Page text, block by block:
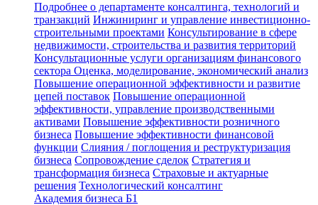
Подробнее о департаменте консалтинга, технологий и
транзакций Инжиниринг и управление инвестиционно-
строительными проектами Консультирование в сфере
недвижимости, строительства и развития территорий
Консультационные услуги организациям финансового
сектора Оценка, моделирование, экономический анализ
Повышение операционной эффективности и развитие
цепей поставок Повышение операционной
эффективности, управление производственными
активами Повышение эффективности розничного
бизнеса Повышение эффективности финансовой
функции Слияния / поглощения и реструктуризация
бизнеса Сопровождение сделок Стратегия и
трансформация бизнеса Страховые и актуарные
решения Технологический консалтинг
Академия бизнеса Б1